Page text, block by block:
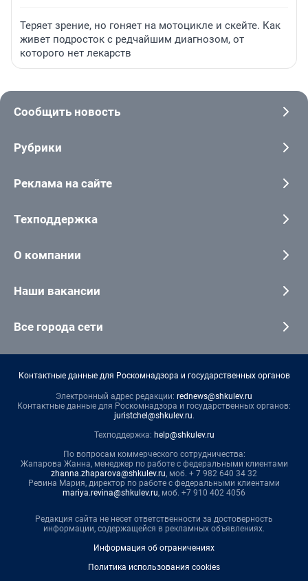
Теряет зрение, но гоняет на мотоцикле и скейте. Как
живет подросток с редчайшим диагнозом, от
которого нет лекарств
Сообщить новость
Рубрики
Реклама на сайте
Техподдержка
О компании
Наши вакансии
Все города сети
Контактные данные для Роскомнадзора и государственных органов
Электронный адрес редакции: rednews@shkulev.ru
Контактные данные для Роскомнадзора и государственных органов:
juristchel@shkulev.ru.
Техподдержка: help@shkulev.ru
По вопросам коммерческого сотрудничества:
Жапарова Жанна, менеджер по работе с федеральными клиентами
zhanna.zhaparova@shkulev.ru, моб. + 7 982 640 34 32
Ревина Мария, директор по работе с федеральными клиентами
mariya.revina@shkulev.ru, моб. +7 910 402 4056
Редакция сайта не несет ответственности за достоверность
информации, содержащейся в рекламных объявлениях.
Информация об ограничениях
Политика использования cookies